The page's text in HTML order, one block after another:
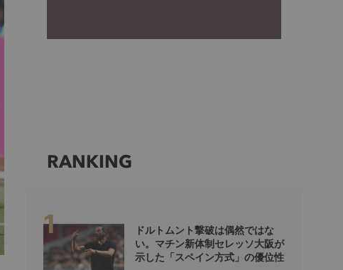
RANKING
ドルトムント撃破は偶然ではな
い。マチン新体制セレッソ大阪が
示した「スペイン方式」の優位性